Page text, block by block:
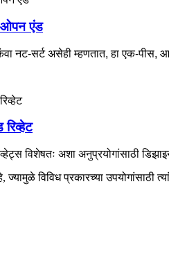
ओपन एंड
नट-सर्ट असेही म्हणतात, हा एक-
रिव्हेट
विशेषतः अशा अनुप्रयोगांसाठी
विविध प्रकारच्या उपयोगांसाठी